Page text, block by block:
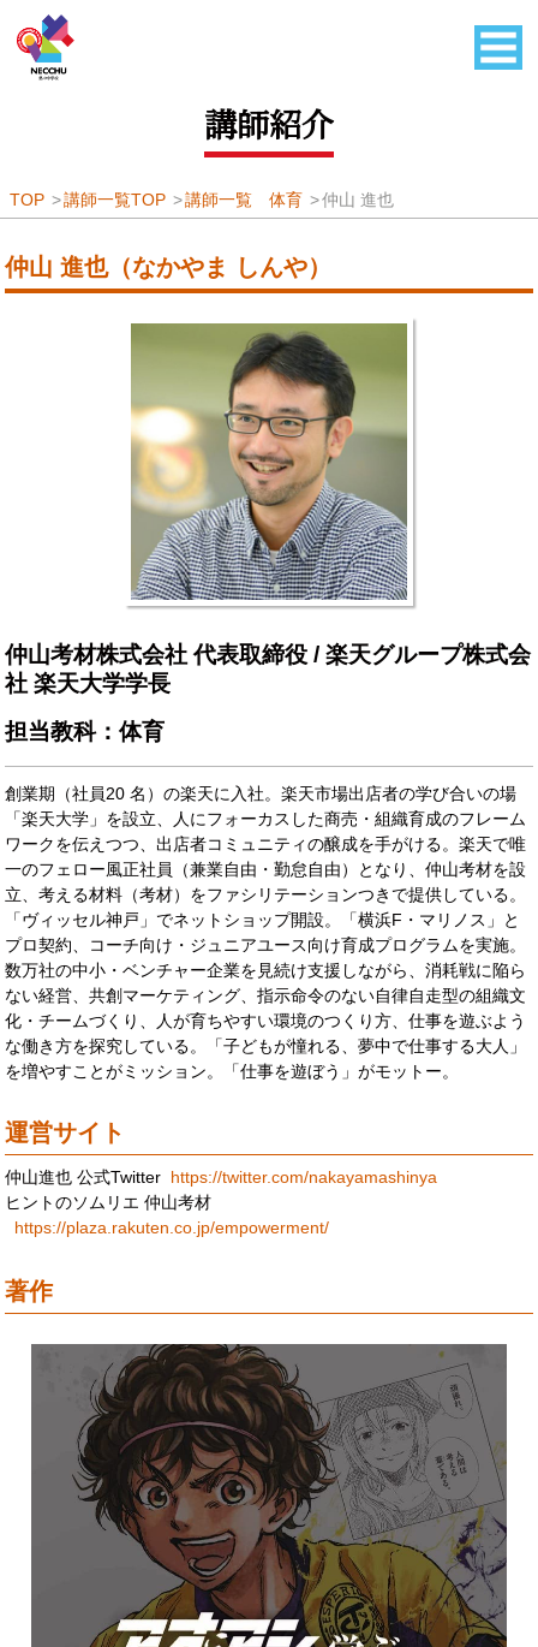
講師紹介
TOP 講師一覧TOP 講師一覧 体育 仲山 進也
仲山 進也（なかやま しんや）
仲山考材株式会社 代表取締役 / 楽天グループ株式会
社 楽天大学学長
担当教科：体育
創業期（社員20 名）の楽天に入社。楽天市場出店者の学び合いの場
「楽天大学」を設立、人にフォーカスした商売・組織育成のフレーム
ワークを伝えつつ、出店者コミュニティの醸成を手がける。楽天で唯
一のフェロー風正社員（兼業自由・勤怠自由）となり、仲山考材を設
立、考える材料（考材）をファシリテーションつきで提供している。
「ヴィッセル神戸」でネットショップ開設。「横浜F・マリノス」と
プロ契約、コーチ向け・ジュニアユース向け育成プログラムを実施。
数万社の中小・ベンチャー企業を見続け支援しながら、消耗戦に陥ら
ない経営、共創マーケティング、指示命令のない自律自走型の組織文
化・チームづくり、人が育ちやすい環境のつくり方、仕事を遊ぶよう
な働き方を探究している。「子どもが憧れる、夢中で仕事する大人」
を増やすことがミッション。「仕事を遊ぼう」がモットー。
運営サイト
仲山進也 公式Twitter https://twitter.com/nakayamashinya
ヒントのソムリエ 仲山考材
https://plaza.rakuten.co.jp/empowerment/
著作